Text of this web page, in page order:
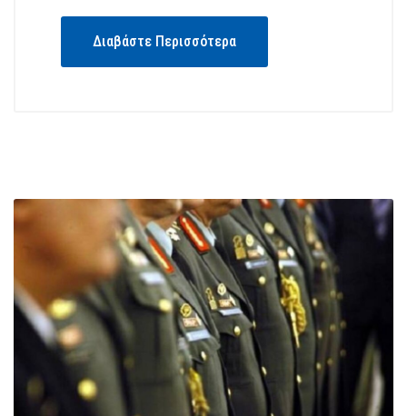
Διαβάστε Περισσότερα